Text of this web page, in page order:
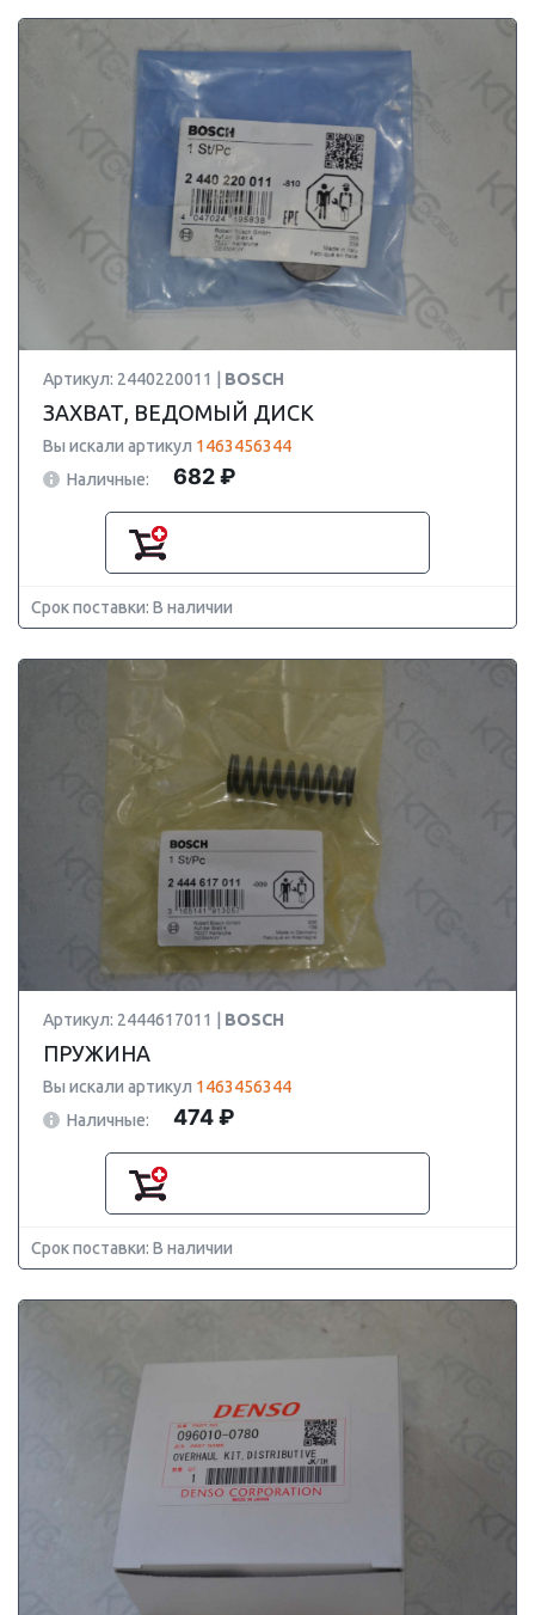
Артикул: 2440220011 | BOSCH
ЗАХВАТ, ВЕДОМЫЙ ДИСК
Вы искали артикул 1463456344
Наличные:
682 ₽
Срок поставки: В наличии
Артикул: 2444617011 | BOSCH
ПРУЖИНА
Вы искали артикул 1463456344
Наличные:
474 ₽
Срок поставки: В наличии